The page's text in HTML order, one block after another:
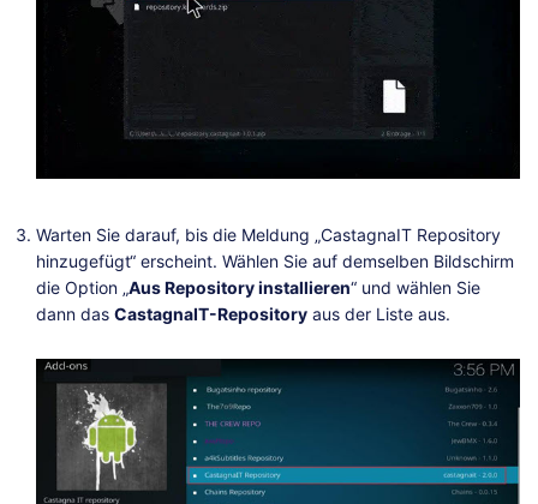
Warten Sie darauf, bis die Meldung „CastagnaIT Repository
hinzugefügt“ erscheint. Wählen Sie auf demselben Bildschirm
die Option „Aus Repository installieren“ und wählen Sie
dann das CastagnaIT-Repository aus der Liste aus.